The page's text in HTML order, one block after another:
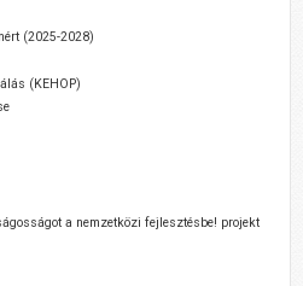
(2025-2028)
(KEHOP)
a nemzetközi fejlesztésbe! projekt